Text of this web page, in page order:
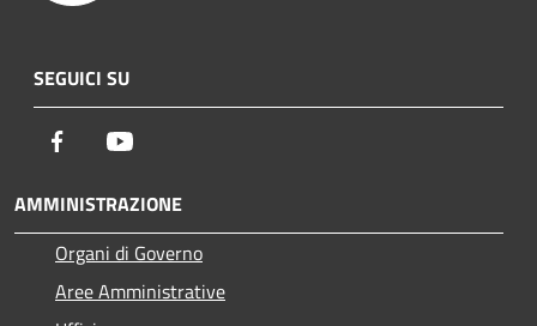
SEGUICI SU
Facebook
AMMINISTRAZIONE
Organi di Governo
Aree Amministrative